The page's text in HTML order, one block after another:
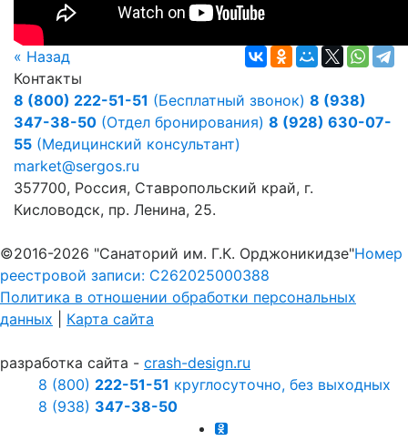
« Назад
Контакты
8 (800) 222-51-51 (Бесплатный звонок) 8 (938)
347-38-50 (Отдел бронирования) 8 (928) 630-07-
55 (Медицинский консультант)
market@sergos.ru
357700, Россия, Ставропольский край, г.
Кисловодск, пр. Ленина, 25.
©2016-2026 "Санаторий им. Г.К. Орджоникидзе"Номер
реестровой записи: С262025000388
Политика в отношении обработки персональных
данных
Карта сайта
разработка сайта - crash-design.ru
8 (800) 222-51-51 круглосуточно, без выходных
8 (938) 347-38-50